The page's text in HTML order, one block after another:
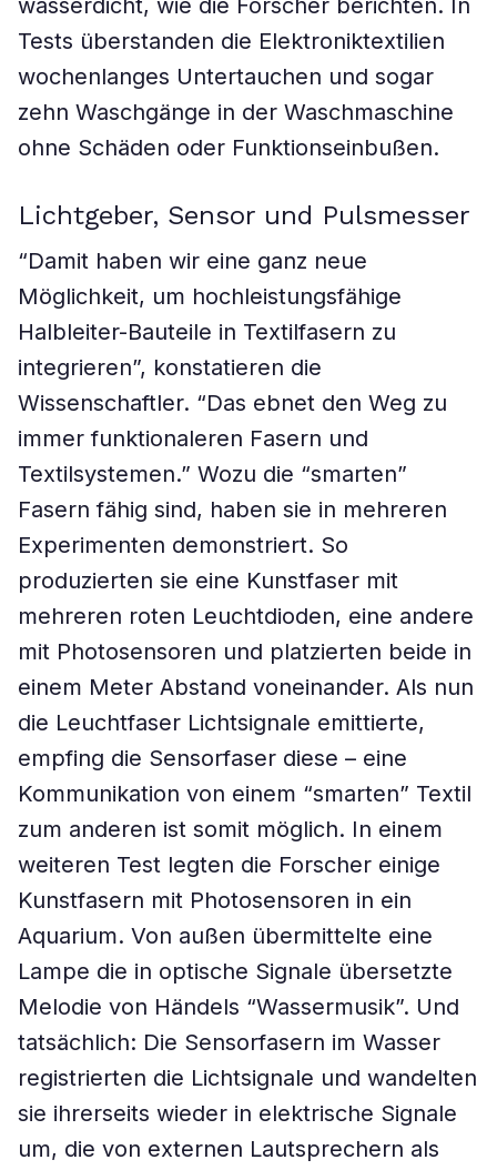
wasserdicht, wie die Forscher berichten. In
Tests überstanden die Elektroniktextilien
wochenlanges Untertauchen und sogar
zehn Waschgänge in der Waschmaschine
ohne Schäden oder Funktionseinbußen.
Lichtgeber, Sensor und Pulsmesser
“Damit haben wir eine ganz neue
Möglichkeit, um hochleistungsfähige
Halbleiter-Bauteile in Textilfasern zu
integrieren”, konstatieren die
Wissenschaftler. “Das ebnet den Weg zu
immer funktionaleren Fasern und
Textilsystemen.” Wozu die “smarten”
Fasern fähig sind, haben sie in mehreren
Experimenten demonstriert. So
produzierten sie eine Kunstfaser mit
mehreren roten Leuchtdioden, eine andere
mit Photosensoren und platzierten beide in
einem Meter Abstand voneinander. Als nun
die Leuchtfaser Lichtsignale emittierte,
empfing die Sensorfaser diese – eine
Kommunikation von einem “smarten” Textil
zum anderen ist somit möglich. In einem
weiteren Test legten die Forscher einige
Kunstfasern mit Photosensoren in ein
Aquarium. Von außen übermittelte eine
Lampe die in optische Signale übersetzte
Melodie von Händels “Wassermusik”. Und
tatsächlich: Die Sensorfasern im Wasser
registrierten die Lichtsignale und wandelten
sie ihrerseits wieder in elektrische Signale
um, die von externen Lautsprechern als